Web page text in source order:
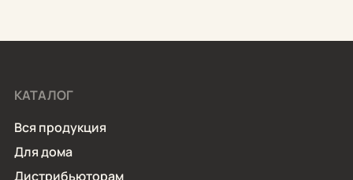
Вся продукция
Дистрибьюторам
Для дома
КАТАЛОГ